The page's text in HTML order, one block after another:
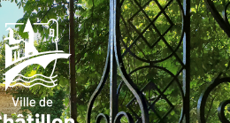
VILLE
SUR-SEINE